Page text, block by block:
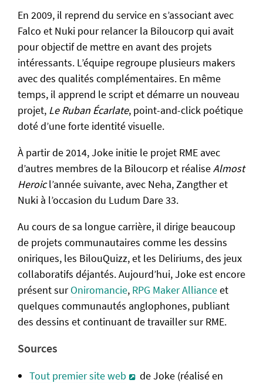
En 2009, il reprend du service en s’associant avec
Falco et Nuki pour relancer la Biloucorp qui avait
pour objectif de mettre en avant des projets
intéressants. L’équipe regroupe plusieurs makers
avec des qualités complémentaires. En même
temps, il apprend le script et démarre un nouveau
projet, Le Ruban Écarlate, point-and-click poétique
doté d’une forte identité visuelle.
À partir de 2014, Joke initie le projet RME avec
d’autres membres de la Biloucorp et réaliseAlmost
Heroicl’année suivante, avec Neha, Zangther et
Nuki à l’occasion du Ludum Dare 33.
Au cours de sa longue carrière, il dirige beaucoup
de projets communautaires comme les dessins
oniriques, les BilouQuizz, et les Deliriums, des jeux
collaboratifs déjantés. Aujourd’hui, Joke est encore
présent surOniromancie, RPG Maker Allianceet
quelques communautés anglophones, publiant
des dessins et continuant de travailler sur RME.
Sources
Tout premier site web
de Joke (réalisé en